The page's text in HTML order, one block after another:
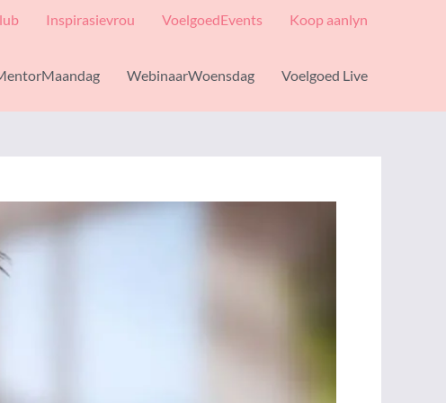
Inspirasievrou VoelgoedEvents Koop aanlyn
WebinaarWoensdag Voelgoed Live